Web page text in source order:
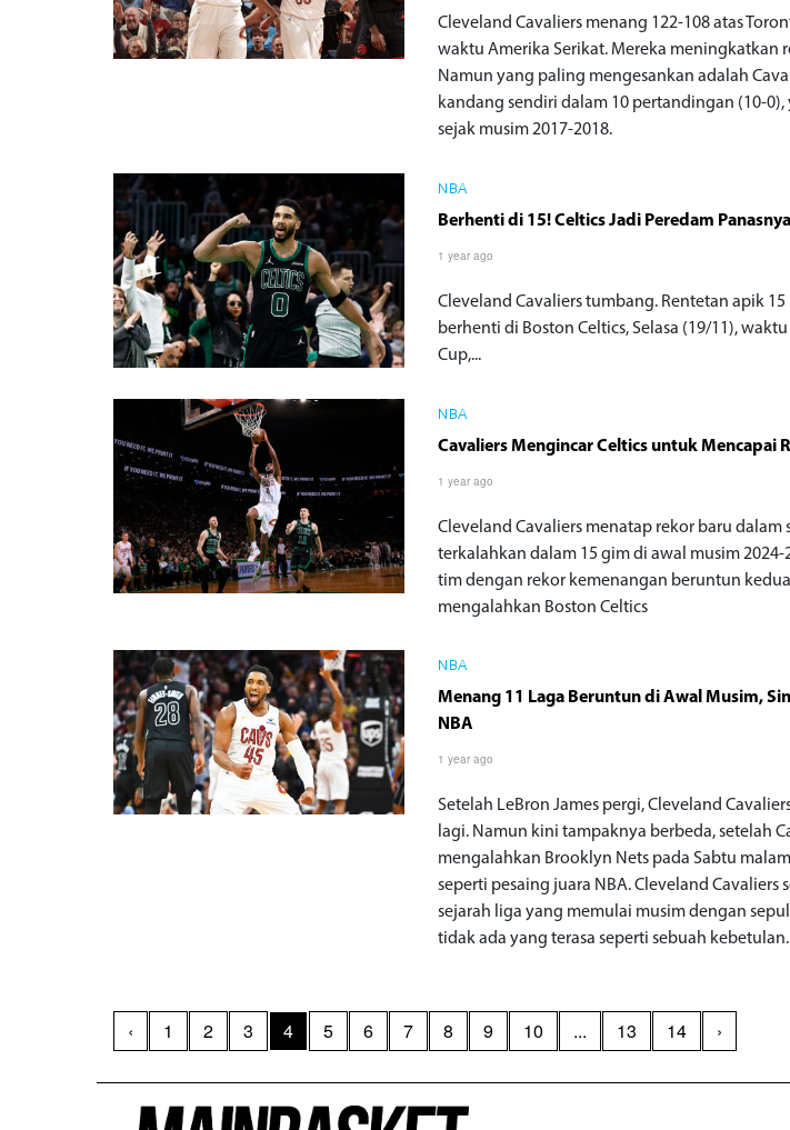
Cleveland Cavaliers menang 122-108 atas
waktu Amerika Serikat. Mereka meningkatkan
Namun yang paling mengesankan adalah
kandang sendiri dalam 10 pertandingan (10-
sejak musim 2017-2018.
NBA
Berhenti di 15! Celtics Jadi Peredam
1 year ago
Cleveland Cavaliers tumbang. Rentetan apik
berhenti di Boston Celtics, Selasa (19/11),
Cup,...
NBA
Cavaliers Mengincar Celtics untuk Mencapai
1 year ago
Cleveland Cavaliers menatap rekor baru dalam
terkalahkan dalam 15 gim di awal musim
tim dengan rekor kemenangan beruntun
mengalahkan Boston Celtics
NBA
Menang 11 Laga Beruntun di Awal Musim,
NBA
1 year ago
Setelah LeBron James pergi, Cleveland
lagi. Namun kini tampaknya berbeda, setelah
mengalahkan Brooklyn Nets pada Sabtu
seperti pesaing juara NBA. Cleveland
sejarah liga yang memulai musim dengan
tidak ada yang terasa seperti sebuah kebetulan.
‹ 1 2 3 4 5 6 7 8 9 10 ... 13 14 ›